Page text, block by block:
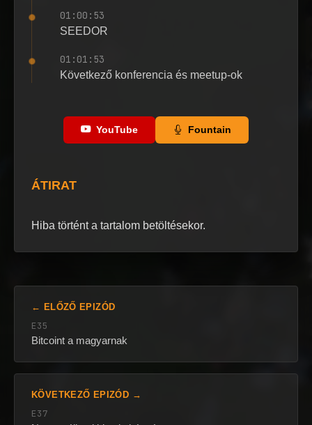
01:00:53
SEEDOR
01:01:53
Következő konferencia és meetup-ok
YouTube Fountain
ÁTIRAT
Hiba történt a tartalom betöltésekor.
← ELŐZŐ EPIZÓD
E35
Bitcoint a magyarnak
KÖVETKEZŐ EPIZÓD →
E37